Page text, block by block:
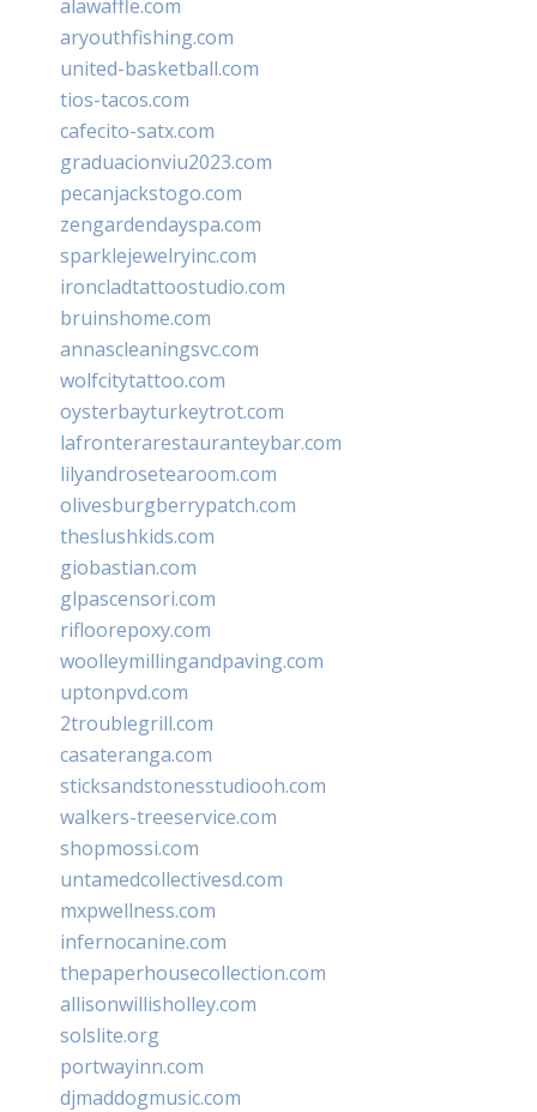
alawaffle.com
aryouthfishing.com
united-basketball.com
tios-tacos.com
cafecito-satx.com
graduacionviu2023.com
pecanjackstogo.com
zengardendayspa.com
sparklejewelryinc.com
ironcladtattoostudio.com
bruinshome.com
annascleaningsvc.com
wolfcitytattoo.com
oysterbayturkeytrot.com
lafronterarestauranteybar.com
lilyandrosetearoom.com
olivesburgberrypatch.com
theslushkids.com
giobastian.com
glpascensori.com
rifloorepoxy.com
woolleymillingandpaving.com
uptonpvd.com
2troublegrill.com
casateranga.com
sticksandstonesstudiooh.com
walkers-treeservice.com
shopmossi.com
untamedcollectivesd.com
mxpwellness.com
infernocanine.com
thepaperhousecollection.com
allisonwillisholley.com
solslite.org
portwayinn.com
djmaddogmusic.com